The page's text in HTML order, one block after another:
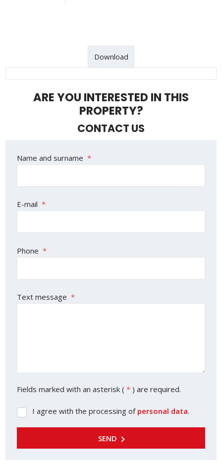
Download
ARE YOU INTERESTED IN THIS
PROPERTY?
CONTACT US
Name and surname *
E-mail *
Phone *
Text message *
Fields marked with an asterisk ( * ) are required.
I
I agree with the processing of personal data.
SEND
The
be